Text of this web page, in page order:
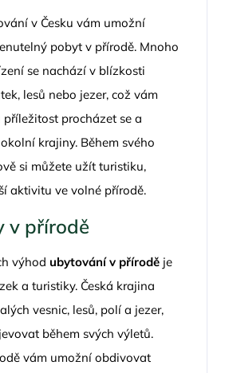
v Česku vám umožní
pobyt v přírodě. Mnoho
se nachází v blízkosti
lesů nebo jezer, což vám
procházet se a
krajiny. Během svého
si můžete užít turistiku,
aktivitu ve volné přírodě.
v přírodě
výhod ubytování v přírodě je
a turistiky. Česká krajina
vesnic, lesů, polí a jezer,
během svých výletů.
vám umožní obdivovat